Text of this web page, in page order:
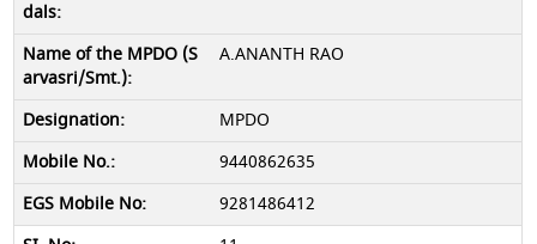
A.ANANTH RAO
MPDO
9440862635
9281486412